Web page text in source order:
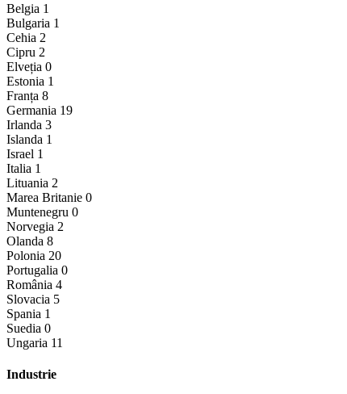
Belgia 1
Bulgaria 1
Cehia 2
Cipru 2
Elveția 0
Estonia 1
Franța 8
Germania 19
Irlanda 3
Islanda 1
Israel 1
Italia 1
Lituania 2
Marea Britanie 0
Muntenegru 0
Norvegia 2
Olanda 8
Polonia 20
Portugalia 0
România 4
Slovacia 5
Spania 1
Suedia 0
Ungaria 11
Industrie